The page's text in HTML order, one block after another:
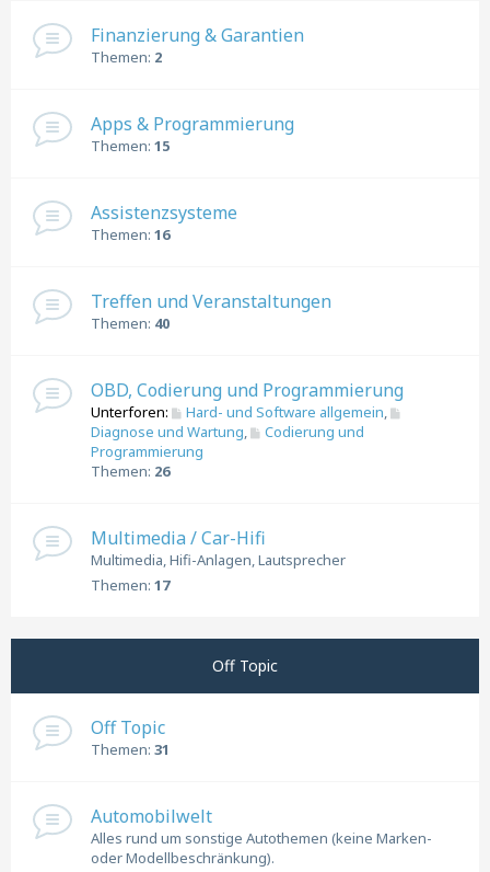
Finanzierung & Garantien
Themen: 2
Apps & Programmierung
Themen: 15
Assistenzsysteme
Themen: 16
Treffen und Veranstaltungen
Themen: 40
OBD, Codierung und Programmierung
Unterforen: Hard- und Software allgemein,
Diagnose und Wartung,
Codierung und
Programmierung
Themen: 26
Multimedia / Car-Hifi
Multimedia, Hifi-Anlagen, Lautsprecher
Themen: 17
Off Topic
Off Topic
Themen: 31
Automobilwelt
Alles rund um sonstige Autothemen (keine Marken-
oder Modellbeschränkung).